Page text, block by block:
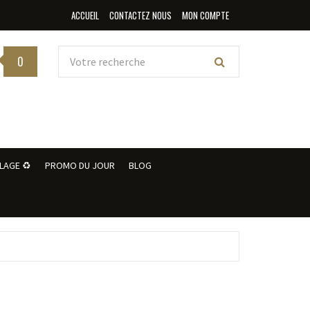
ACCUEIL CONTACTEZ NOUS MON COMPTE
0
♻️ PROMO DU JOUR BLOG